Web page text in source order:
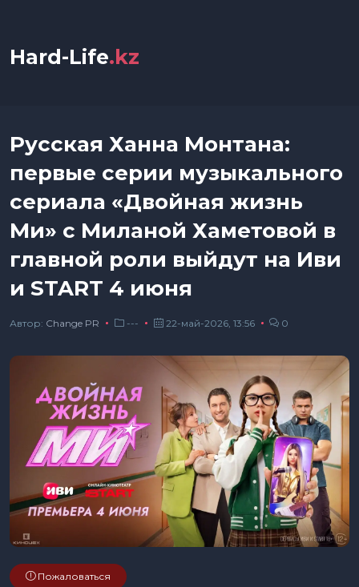
Hard-Life.kz
Русская Ханна Монтана:
первые серии музыкального
сериала «Двойная жизнь
Ми» с Миланой Хаметовой в
главной роли выйдут на Иви
и START 4 июня
Автор: Сhange PR --- 22-май-2026, 13:56 0
Пожаловаться